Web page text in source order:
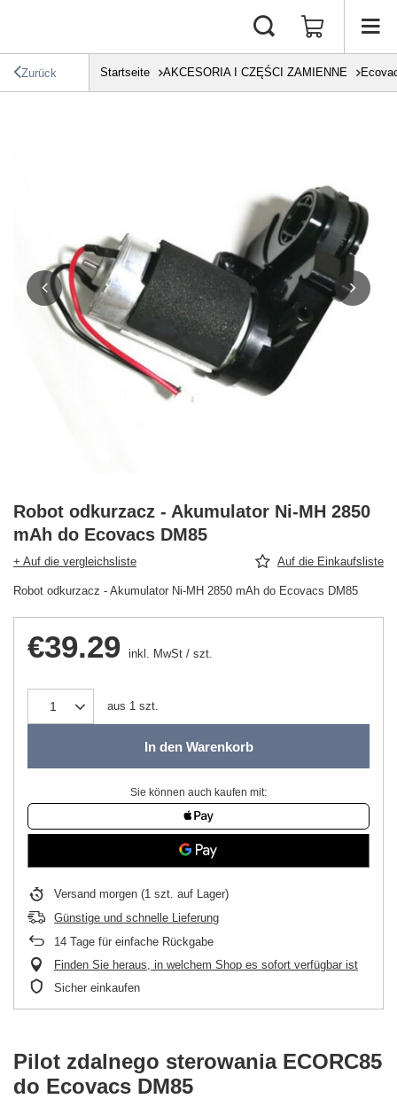
Zurück Startseite AKCESORIA I CZĘŚCI ZAMIENNE
Robot odkurzacz - Akumulator Ni-MH 2850
mAh do Ecovacs DM85
+ Auf die vergleichsliste Auf die Einkaufsliste
Robot odkurzacz - Akumulator Ni-MH 2850 mAh do Ecovacs DM85
€39.29 inkl. MwSt / szt.
aus 1 szt.
In den Warenkorb
Sie können auch kaufen mit:
Versand morgen (1 szt. auf Lager)
Günstige und schnelle Lieferung
14 Tage für einfache Rückgabe
Finden Sie heraus, in welchem Shop es sofort verfügbar ist
Sicher einkaufen
Pilot zdalnego sterowania ECORC85
do Ecovacs DM85